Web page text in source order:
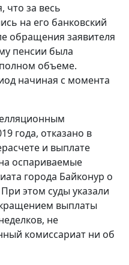
что за весь
на его банковский
обращения заявителя
пенсии была
объеме.
начиная с момента
года, отказано в
и выплате
оспариваемые
города Байконур о
этом суды указали
выплаты
не
комиссариат ни об